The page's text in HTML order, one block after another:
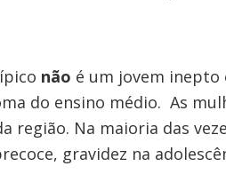
não é um jovem inepto
do ensino médio. As
região. Na maioria das
gravidez na